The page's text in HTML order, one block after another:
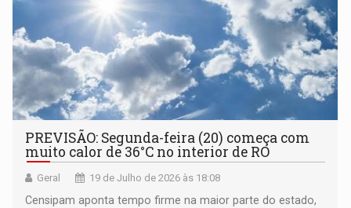
PREVISÃO: Segunda-feira (20) começa com
muito calor de 36°C no interior de RO
Geral 19 de Julho de 2026 às 18:08
Censipam aponta tempo firme na maior parte do estado,